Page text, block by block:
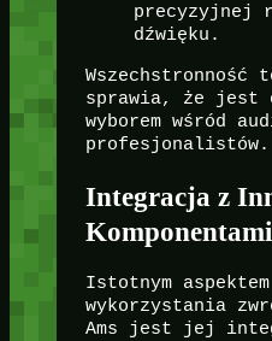
precyzyjnej
dźwięku.
Wszechstronność
sprawia, że jest
wyborem wśród
profesjonalistów.
Integracja z
Istotnym
wykorzystania
Ams jest jej